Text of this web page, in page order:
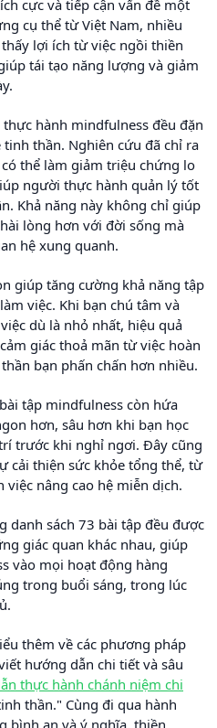
cực và tiếp cận vấn đề một
cụ thể từ Việt Nam, nhiều
lợi ích từ việc ngồi thiền
tái tạo năng lượng và giảm
hành mindfulness đều đặn
thần. Nghiên cứu đã chỉ ra
thể làm giảm triệu chứng lo
người thực hành quản lý tốt
Khả năng này không chỉ giúp
lòng hơn với đời sống mà
hệ xung quanh.
giúp tăng cường khả năng tập
việc. Khi bạn chú tâm và
dù là nhỏ nhất, hiệu quả
giác thoả mãn từ việc hoàn
bạn phấn chấn hơn nhiều.
tập mindfulness còn hứa
hơn, sâu hơn khi bạn học
trước khi nghỉ ngơi. Đây cũng
cải thiện sức khỏe tổng thể, từ
nâng cao hệ miễn dịch.
danh sách 73 bài tập đều được
giác quan khác nhau, giúp
vào mọi hoạt động hàng
trong buổi sáng, trong lúc
thêm về các phương pháp
hướng dẫn chi tiết và sâu
thực hành chánh niệm chi
thần." Cùng đi qua hành
bình an và ý nghĩa, thiền